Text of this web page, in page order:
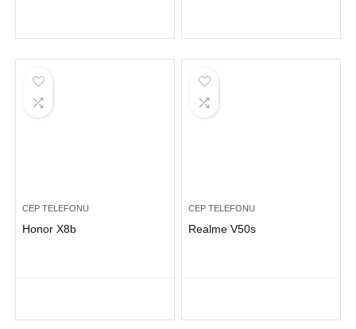
CEP TELEFONU
Honor X8b
CEP TELEFONU
Realme V50s